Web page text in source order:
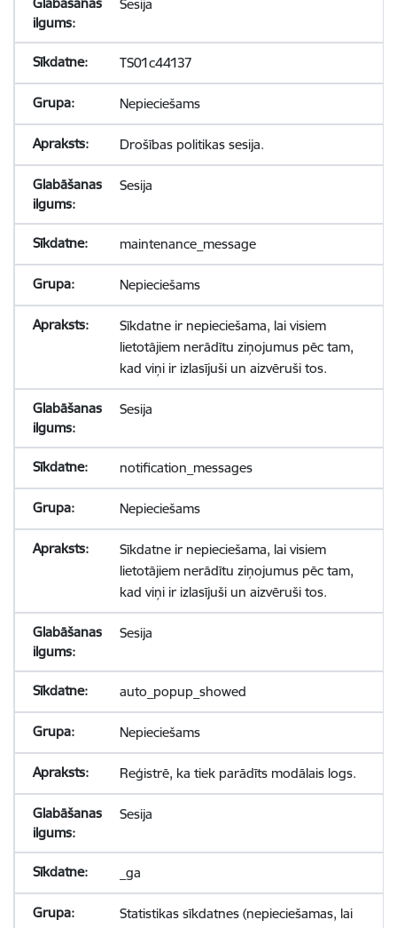
Sesija
TS01c44137
Nepieciešams
Drošības politikas sesija.
Sesija
maintenance_message
Nepieciešams
Sīkdatne ir nepieciešama, lai visiem
lietotājiem nerādītu ziņojumus pēc tam,
kad viņi ir izlasījuši un aizvēruši tos.
Sesija
notification_messages
Nepieciešams
Sīkdatne ir nepieciešama, lai visiem
lietotājiem nerādītu ziņojumus pēc tam,
kad viņi ir izlasījuši un aizvēruši tos.
Sesija
auto_popup_showed
Nepieciešams
Reģistrē, ka tiek parādīts modālais logs.
Sesija
_ga
Statistikas sīkdatnes (nepieciešamas, lai